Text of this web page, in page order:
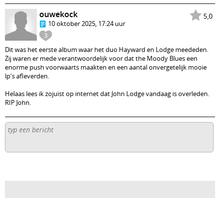
5,0
3
ouwekock
10 oktober 2025, 17:24 uur
Dit was het eerste album waar het duo Hayward en Lodge meededen.
Zij waren er mede verantwoordelijk voor dat the Moody Blues een
enorme push voorwaarts maakten en een aantal onvergetelijk mooie
lp's afleverden.
Helaas lees ik zojuist op internet dat John Lodge vandaag is overleden.
RIP John.